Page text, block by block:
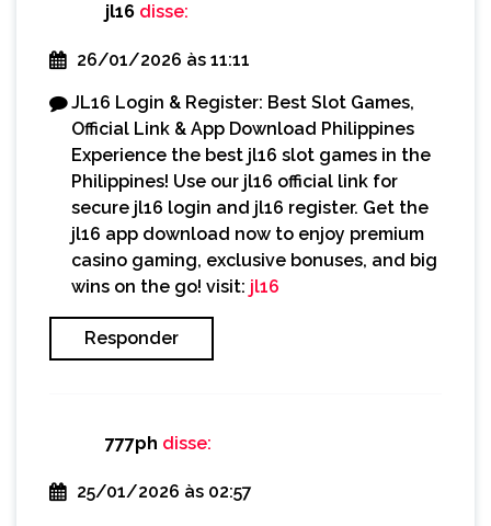
jl16 disse:
26/01/2026 às 11:11
JL16 Login & Register: Best Slot Games,
Official Link & App Download Philippines
Experience the best jl16 slot games in the
Philippines! Use our jl16 official link for
secure jl16 login and jl16 register. Get the
jl16 app download now to enjoy premium
casino gaming, exclusive bonuses, and big
wins on the go! visit: jl16
Responder
777ph disse:
25/01/2026 às 02:57